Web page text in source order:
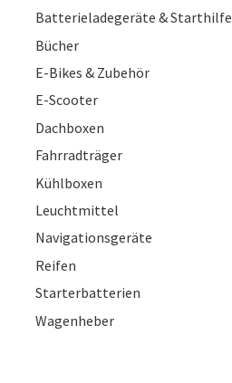
Batterieladegeräte & Starthilfe
Bücher
E-Bikes & Zubehör
E-Scooter
Dachboxen
Fahrradträger
Kühlboxen
Leuchtmittel
Navigationsgeräte
Reifen
Starterbatterien
Wagenheber